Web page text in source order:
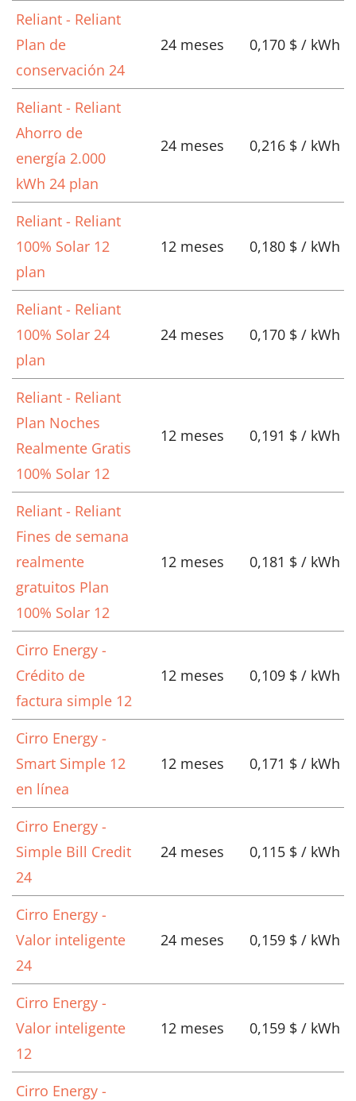
Reliant - Reliant
Plan de
conservación 24
24 meses 0,170 $ / kWh
Reliant - Reliant
Ahorro de
energía 2.000
kWh 24 plan
24 meses 0,216 $ / kWh
Reliant - Reliant
100% Solar 12
plan
12 meses 0,180 $ / kWh
Reliant - Reliant
100% Solar 24
plan
24 meses 0,170 $ / kWh
Reliant - Reliant
Plan Noches
Realmente Gratis
100% Solar 12
12 meses 0,191 $ / kWh
Reliant - Reliant
Fines de semana
realmente
gratuitos Plan
100% Solar 12
12 meses 0,181 $ / kWh
Cirro Energy -
Crédito de
factura simple 12
12 meses 0,109 $ / kWh
Cirro Energy -
Smart Simple 12
en línea
12 meses 0,171 $ / kWh
Cirro Energy -
Simple Bill Credit
24
24 meses 0,115 $ / kWh
Cirro Energy -
Valor inteligente
24
24 meses 0,159 $ / kWh
Cirro Energy -
Valor inteligente
12
12 meses 0,159 $ / kWh
Cirro Energy -